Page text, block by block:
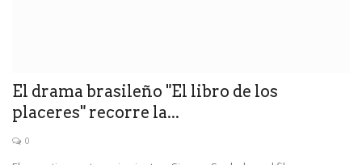
El drama brasileño "El libro de los
placeres" recorre la...
0